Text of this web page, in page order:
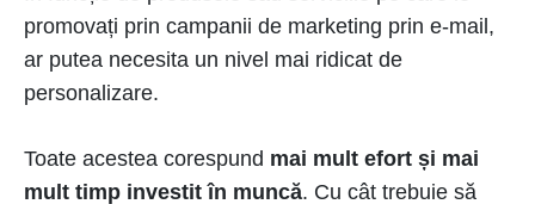
promovați prin campanii de marketing prin e-mail,
ar putea necesita un nivel mai ridicat de
personalizare.
Toate acestea corespund mai mult efort și mai
mult timp investit în muncă. Cu cât trebuie să